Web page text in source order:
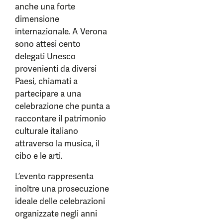
anche una forte
dimensione
internazionale. A Verona
sono attesi cento
delegati Unesco
provenienti da diversi
Paesi, chiamati a
partecipare a una
celebrazione che punta a
raccontare il patrimonio
culturale italiano
attraverso la musica, il
cibo e le arti.
L’evento rappresenta
inoltre una prosecuzione
ideale delle celebrazioni
organizzate negli anni